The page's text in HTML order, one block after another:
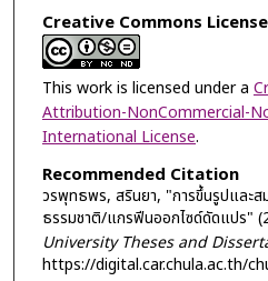
Creative Commons License
This work is licensed under a
Attribution-NonCommercial-
International License.
Recommended Citation
วรพุทธพร, สรินยา, "การขึ้นรูปและ
ธรรมชาติ/แกรฟีนออกไซด์ดัดแปร"
University Theses and
https://digital.car.chula.ac.th/